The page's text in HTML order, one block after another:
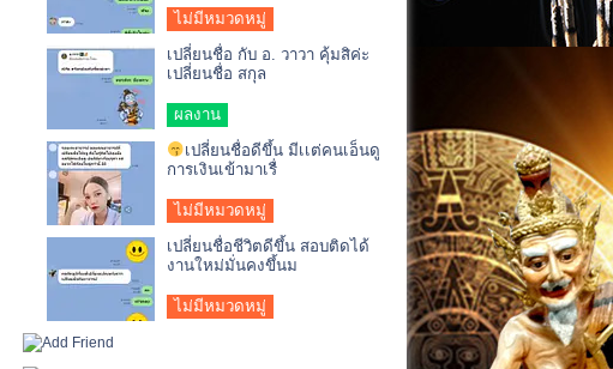
ไม่มีหมวดหมู่
เปลี่ยนชื่อ กับ อ. วาวา คุ้มสิค่ะ
เปลี่ยนชื่อ สกุล
ผลงาน
เปลี่ยนชื่อดีขึ้น มีเเต่คนเอ็นดู
การเงินเข้ามาเรื่
ไม่มีหมวดหมู่
เปลี่ยนชื่อชีวิตดีขึ้น สอบติดได้
งานใหม่มั่นคงขึ้นม
ไม่มีหมวดหมู่